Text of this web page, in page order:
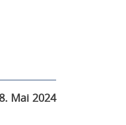
Mai 2024